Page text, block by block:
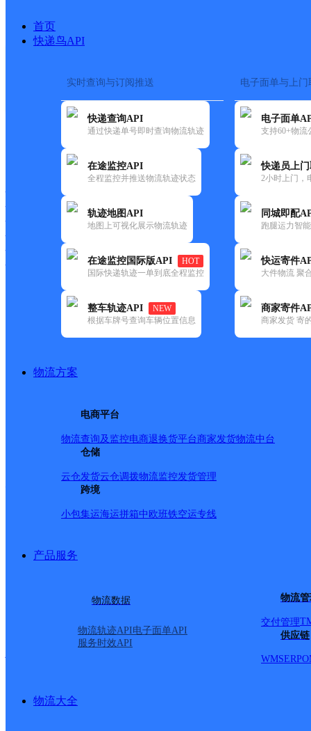
首页
快递鸟API
实时查询与订阅推送
快递查询API
通过快递单号即时查询物流轨迹
在途监控API
全程监控并推送物流轨迹状态
轨迹地图API
地图上可视化展示物流轨迹
在途监控国际版API
HOT
国际快递轨迹一单到底全程监控
整车轨迹API
NEW
根据车牌号查询车辆位置信息
电子面单与上门
电子面单
支持60+物流
快递员上
2小时上门，
同城即配
跑腿运力智
快运寄件
大件物流 聚
商家寄件
商家发货 寄
物流方案
电商平台
物流查询及监控电商退换货平台商家发货物流中台
仓储
云仓发货云仓调拨物流监控发货管理
跨境
小包集运海运拼箱中欧班铁空运专线
产品服务
物流数据
物流轨迹API电子面单API
服务时效API
物流
交付管理
供应链
WMSERP
物流大全
快递大全 > 快递网点
快递大全 快运大全
城市：泉州市 ✕ 地区：晋江市 ✕ 清空已选
国内(205) 圆通速递(69)
晋江市,泉州市,快递网点
泉州晋江市和平北路营
德邦快递 更多号码
附近)
派送范围:-
福建安海公司
申通快递